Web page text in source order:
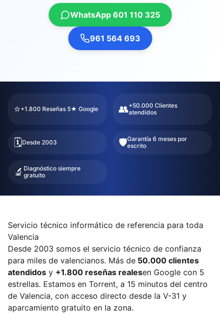
WhatsApp 601 110 325
961 564 693
⭐+1.800 Reseñas 5★ Google 👥+50.000 Clientes
atendidos
🗓️Desde 2003 🛡️Garantía 6 meses por
escrito
🔬 Diagnóstico siempre
gratuito
Servicio técnico informático de referencia para toda
Valencia
Desde 2003 somos el servicio técnico de confianza
para miles de valencianos. Más de 50.000 clientes
atendidos y +1.800 reseñas realesen Google con 5
estrellas. Estamos en Torrent, a 15 minutos del centro
de Valencia, con acceso directo desde la V-31 y
aparcamiento gratuito en la zona.